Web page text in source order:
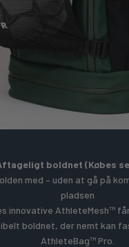
boldnet (Købes
med – uden at gå på
pladsen
innovative AthleteMesh™
boldnet, der nemt kan
AthleteBag™ Pro.